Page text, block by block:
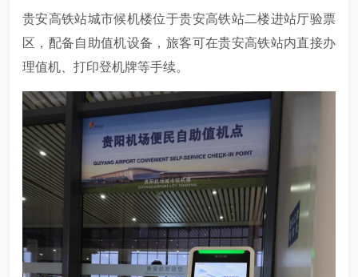
贵安高铁站城市候机楼位于贵安高铁站二楼进站厅验票
区，配备自助值机设备，旅客可在贵安高铁站内直接办
理值机、打印登机牌等手续。